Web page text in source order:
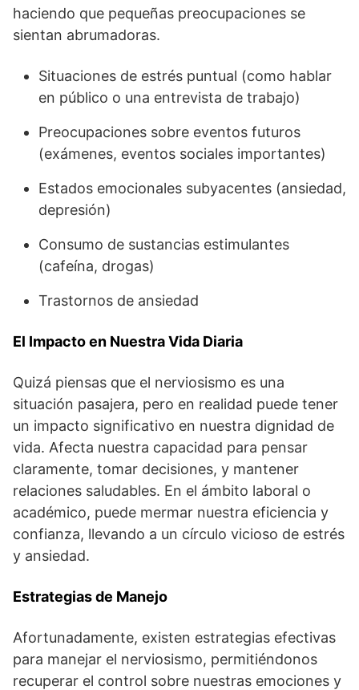
haciendo que pequeñas preocupaciones se
sientan abrumadoras.
Situaciones de estrés puntual (como hablar
en público o una entrevista de trabajo)
Preocupaciones sobre eventos futuros
(exámenes, eventos sociales importantes)
Estados emocionales subyacentes (ansiedad,
depresión)
Consumo de sustancias estimulantes
(cafeína, drogas)
Trastornos de ansiedad
El Impacto en Nuestra Vida Diaria
Quizá piensas que el nerviosismo es una
situación pasajera, pero en realidad puede tener
un impacto significativo en nuestra dignidad de
vida. Afecta nuestra capacidad para pensar
claramente, tomar decisiones, y mantener
relaciones saludables. En el ámbito laboral o
académico, puede mermar nuestra eficiencia y
confianza, llevando a un círculo vicioso de estrés
y ansiedad.
Estrategias de Manejo
Afortunadamente, existen estrategias efectivas
para manejar el nerviosismo, permitiéndonos
recuperar el control sobre nuestras emociones y